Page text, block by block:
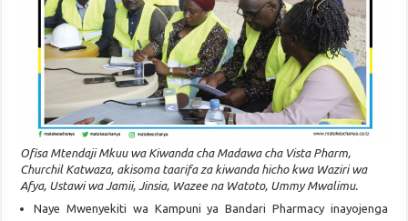
Ofisa Mtendaji Mkuu wa Kiwanda cha Madawa cha Vista Pharm,
Churchil Katwaza, akisoma taarifa za kiwanda hicho kwa Waziri wa
Afya, Ustawi wa Jamii, Jinsia, Wazee na Watoto, Ummy Mwalimu.
Naye Mwenyekiti wa Kampuni ya Bandari Pharmacy inayojenga